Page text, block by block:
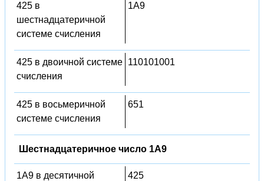
425 в
шестнадцатеричной
системе счисления
1A9
425 в двоичной системе
счисления
110101001
425 в восьмеричной
системе счисления
651
Шестнадцатеричное число 1A9
1A9 в десятичной
425